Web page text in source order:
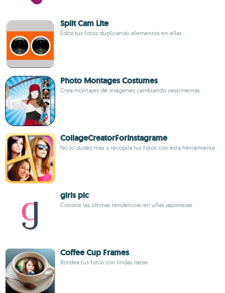
Split Cam Lite
Edita tus fotos duplicando elementos en ellas
Photo Montages Costumes
Crea montajes de imágenes cambiando vestimentas
CollageCreatorForInstagrame
No lo dudes más y recopila tus fotos con esta herramienta
girls pic
Conoce las últimas tendencias en uñas japonesas
Coffee Cup Frames
Bordea tus fotos con lindas tazas